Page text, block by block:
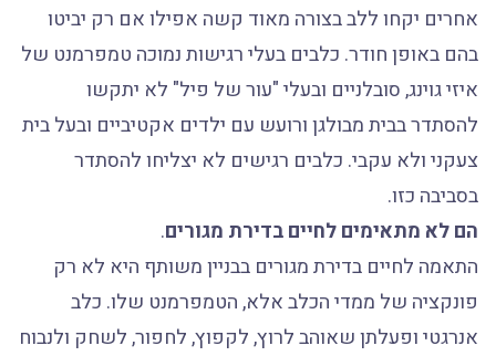
אחרים יקחו ללב בצורה מאוד קשה אפילו אם רק יביטו
בהם באופן חודר. כלבים בעלי רגישות נמוכה טמפרמנט של
איזי גוינג, סובלניים ובעלי "עור של פיל" לא יתקשו
להסתדר בבית מבולגן ורועש עם ילדים אקטיביים ובעל בית
צעקני ולא עקבי. כלבים רגישים לא יצליחו להסתדר
בסביבה כזו.
הם לא מתאימים לחיים בדירת מגורים.
התאמה לחיים בדירת מגורים בבניין משותף היא לא רק
פונקציה של ממדי הכלב אלא, הטמפרמנט שלו. כלב
אנרגטי ופעלתן שאוהב לרוץ, לקפוץ, לחפור, לשחק ולנבוח